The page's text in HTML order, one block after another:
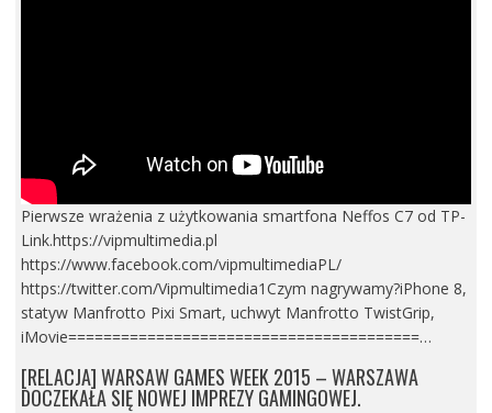
Pierwsze wrażenia z użytkowania smartfona Neffos C7 od TP-
Link.https://vipmultimedia.pl
https://www.facebook.com/vipmultimediaPL/
https://twitter.com/Vipmultimedia1Czym nagrywamy?iPhone 8,
statyw Manfrotto Pixi Smart, uchwyt Manfrotto TwistGrip,
iMovie========================================…
[RELACJA] WARSAW GAMES WEEK 2015 – WARSZAWA
DOCZEKAŁA SIĘ NOWEJ IMPREZY GAMINGOWEJ.